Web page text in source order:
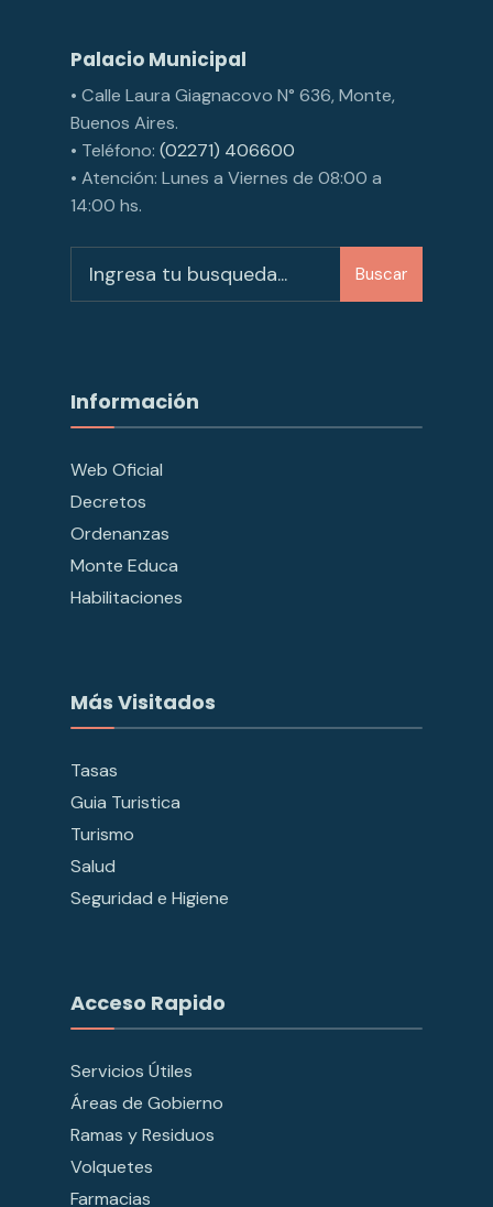
Palacio Municipal
• Calle Laura Giagnacovo N° 636, Monte,
Buenos Aires.
• Teléfono: (02271) 406600
• Atención: Lunes a Viernes de 08:00 a
14:00 hs.
Buscar
Información
Web Oficial
Decretos
Ordenanzas
Monte Educa
Habilitaciones
Más Visitados
Tasas
Guia Turistica
Turismo
Salud
Seguridad e Higiene
Acceso Rapido
Servicios Útiles
Áreas de Gobierno
Ramas y Residuos
Volquetes
Farmacias